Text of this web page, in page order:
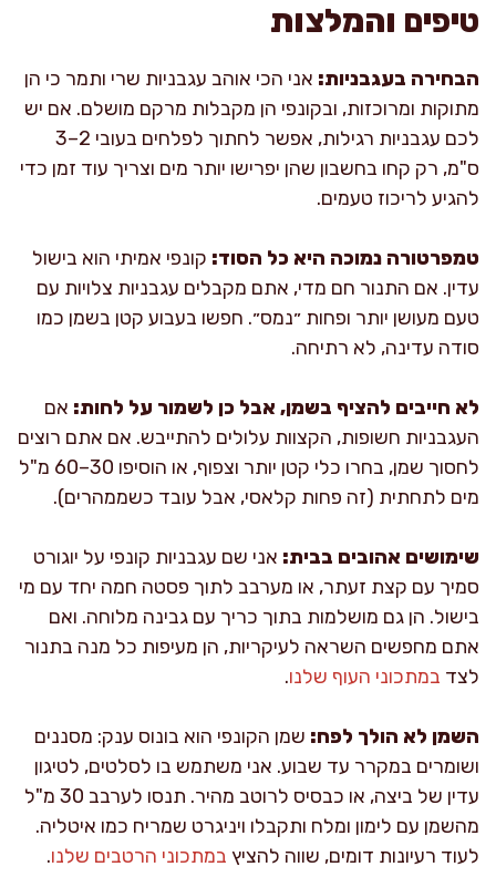
טיפים והמלצות
הבחירה בעגבניות: אני הכי אוהב עגבניות שרי ותמר כי הן
מתוקות ומרוכזות, ובקונפי הן מקבלות מרקם מושלם. אם יש
לכם עגבניות רגילות, אפשר לחתוך לפלחים בעובי 2–3
ס"מ, רק קחו בחשבון שהן יפרישו יותר מים וצריך עוד זמן כדי
להגיע לריכוז טעמים.
טמפרטורה נמוכה היא כל הסוד: קונפי אמיתי הוא בישול
עדין. אם התנור חם מדי, אתם מקבלים עגבניות צלויות עם
טעם מעושן יותר ופחות ״נמס״. חפשו בעבוע קטן בשמן כמו
סודה עדינה, לא רתיחה.
לא חייבים להציף בשמן, אבל כן לשמור על לחות: אם
העגבניות חשופות, הקצוות עלולים להתייבש. אם אתם רוצים
לחסוך שמן, בחרו כלי קטן יותר וצפוף, או הוסיפו 30–60 מ"ל
מים לתחתית (זה פחות קלאסי, אבל עובד כשממהרים).
שימושים אהובים בבית: אני שם עגבניות קונפי על יוגורט
סמיך עם קצת זעתר, או מערבב לתוך פסטה חמה יחד עם מי
בישול. הן גם מושלמות בתוך כריך עם גבינה מלוחה. ואם
אתם מחפשים השראה לעיקריות, הן מעיפות כל מנה בתנור
לצד במתכוני העוף שלנו.
השמן לא הולך לפח: שמן הקונפי הוא בונוס ענק: מסננים
ושומרים במקרר עד שבוע. אני משתמש בו לסלטים, לטיגון
עדין של ביצה, או כבסיס לרוטב מהיר. תנסו לערבב 30 מ"ל
מהשמן עם לימון ומלח ותקבלו ויניגרט שמריח כמו איטליה.
לעוד רעיונות דומים, שווה להציץ במתכוני הרטבים שלנו.